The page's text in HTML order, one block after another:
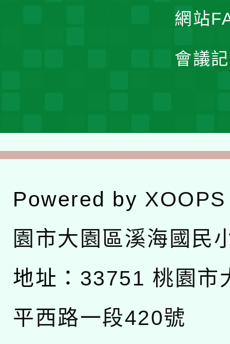
網站
會議
Powered by XOOPS
園市大園區溪海國民
地址： 33751 桃園市
平西路一段420號